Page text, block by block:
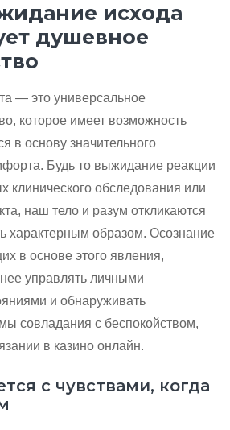
исхода
душевное
— это универсальное
которое имеет возможность
в основу значительного
Будь то выжидание реакции
клинического обследования или
наш тело и разум откликаются
характерным образом. Осознание
в основе этого явления,
управлять личными
и обнаруживать
совладания с беспокойством,
в казино онлайн.
с чувствами, когда